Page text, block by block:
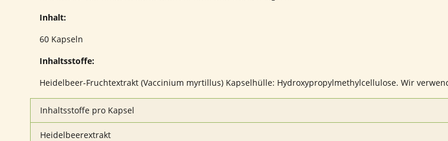
Inhalt:
60 Kapseln
Inhaltsstoffe:
Heidelbeer-Fruchtextrakt (Vaccinium myrtillus) Kapselhülle: Hydroxypropylmethylcellulose. Wir
Inhaltsstoffe pro Kapsel
Heidelbeerextrakt